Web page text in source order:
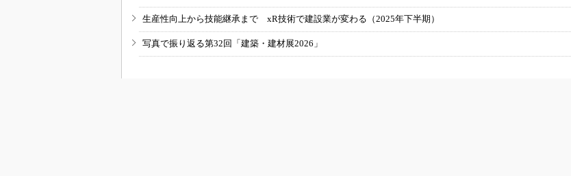
生産性向上から技能継承まで xR技術で建設業が変わる（2025年下半期）
写真で振り返る第32回「建築・建材展2026」